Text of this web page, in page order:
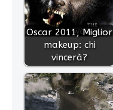
Oscar 2011, Miglior
makeup: chi
vincerà?